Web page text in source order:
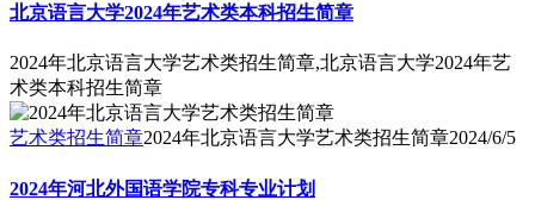
北京语言大学2024年艺术类本科招生简章
2024年北京语言大学艺术类招生简章,北京语言大学2024年艺
术类本科招生简章
艺术类招生简章2024年北京语言大学艺术类招生简章2024/6/5
2024年河北外国语学院专科专业计划